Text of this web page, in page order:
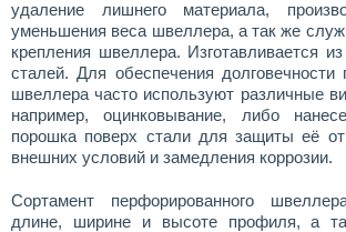
удаление лишнего материала,
уменьшения веса швеллера, а так же
крепления швеллера. Изготавливается
сталей. Для обеспечения долговечности
швеллера часто используют различные
например, оцинковывание, либо
порошка поверх стали для защиты её от
внешних условий и замедления коррозии.
Сортамент перфорированного
длине, ширине и высоте профиля, а